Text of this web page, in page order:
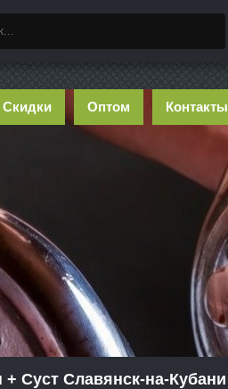
Скидки Оптом Контакты
Суст Славянск-на-Кубани